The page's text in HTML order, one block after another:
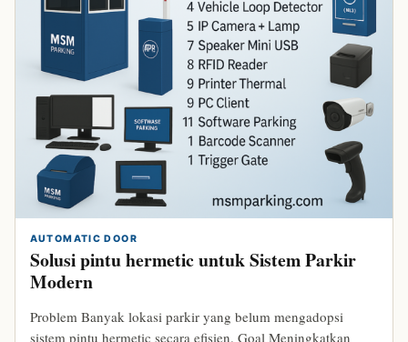
AUTOMATIC DOOR
Solusi pintu hermetic untuk Sistem Parkir
Modern
Problem Banyak lokasi parkir yang belum mengadopsi
sistem pintu hermetic secara efisien. Goal Meningkatkan